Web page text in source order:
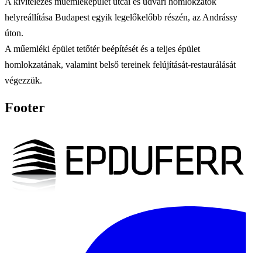
helyreállítása Budapest egyik legelőkelőbb részén, az Andrássy
úton.
A műemléki épület tetőtér beépítését és a teljes épület
homlokzatának, valamint belső tereinek felújítását-restaurálását
végezzük.
Footer